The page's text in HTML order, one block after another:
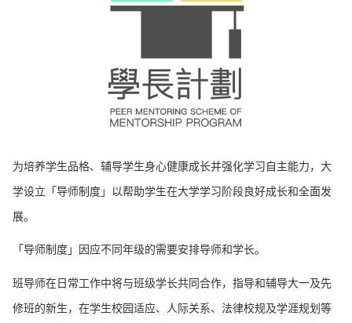
为培养学生品格、辅导学生身心健康成长并强化学习自主能力，大
学设立「导师制度」以帮助学生在大学学习阶段良好成长和全面发
展。
「导师制度」因应不同年级的需要安排导师和学长。
班导师在日常工作中将与班级学长共同合作，指导和辅导大一及先
修班的新生，在学生校园适应、人际关系、法律校规及学涯规划等